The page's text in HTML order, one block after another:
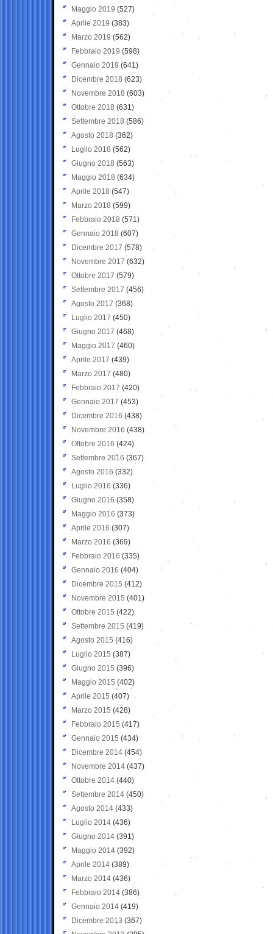
Maggio 2019 (527)
Aprile 2019 (383)
Marzo 2019 (562)
Febbraio 2019 (598)
Gennaio 2019 (641)
Dicembre 2018 (623)
Novembre 2018 (603)
Ottobre 2018 (631)
Settembre 2018 (586)
Agosto 2018 (362)
Luglio 2018 (562)
Giugno 2018 (563)
Maggio 2018 (634)
Aprile 2018 (547)
Marzo 2018 (599)
Febbraio 2018 (571)
Gennaio 2018 (607)
Dicembre 2017 (578)
Novembre 2017 (632)
Ottobre 2017 (579)
Settembre 2017 (456)
Agosto 2017 (368)
Luglio 2017 (450)
Giugno 2017 (468)
Maggio 2017 (460)
Aprile 2017 (439)
Marzo 2017 (480)
Febbraio 2017 (420)
Gennaio 2017 (453)
Dicembre 2016 (438)
Novembre 2016 (438)
Ottobre 2016 (424)
Settembre 2016 (367)
Agosto 2016 (332)
Luglio 2016 (336)
Giugno 2016 (358)
Maggio 2016 (373)
Aprile 2016 (307)
Marzo 2016 (369)
Febbraio 2016 (335)
Gennaio 2016 (404)
Dicembre 2015 (412)
Novembre 2015 (401)
Ottobre 2015 (422)
Settembre 2015 (419)
Agosto 2015 (416)
Luglio 2015 (387)
Giugno 2015 (396)
Maggio 2015 (402)
Aprile 2015 (407)
Marzo 2015 (428)
Febbraio 2015 (417)
Gennaio 2015 (434)
Dicembre 2014 (454)
Novembre 2014 (437)
Ottobre 2014 (440)
Settembre 2014 (450)
Agosto 2014 (433)
Luglio 2014 (436)
Giugno 2014 (391)
Maggio 2014 (392)
Aprile 2014 (389)
Marzo 2014 (436)
Febbraio 2014 (386)
Gennaio 2014 (419)
Dicembre 2013 (367)